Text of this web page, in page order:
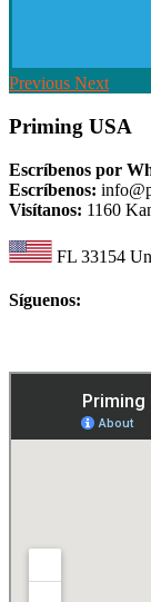
Previous Next
Priming USA
Escríbenos por
Escríbenos:
Visítanos: 1160
FL 33154
Síguenos: